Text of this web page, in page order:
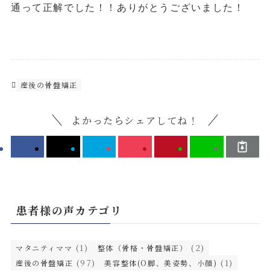
通って正解でした！！ありがとうございました！
産後の骨盤矯正
よかったらシェアしてね！
患者様の声カテゴリ
マタニティママ (1) 整体（骨格・骨盤矯正） (2)
産後の骨盤矯正 (97) 美容整体(O脚、美姿勢、小顔) (1)